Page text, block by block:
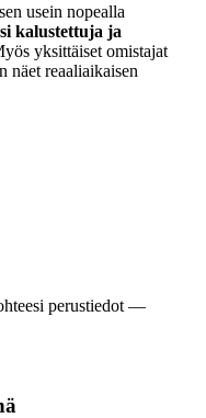
usein nopealla
kalustettuja ja
yksittäiset omistajat
reaaliaikaisen
perustiedot —